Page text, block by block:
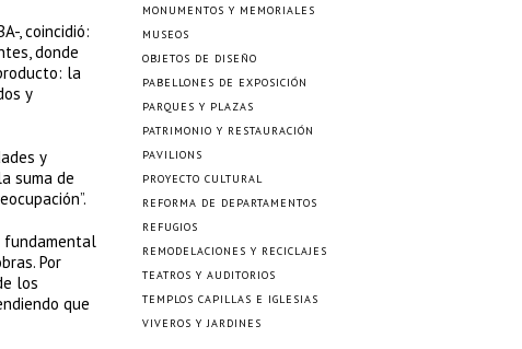
, coincidió:
donde
la
y
y
suma de
fundamental
Por
los
que
MONUMENTOS Y MEMORIALES
MUSEOS
OBJETOS DE DISEÑO
PABELLONES DE EXPOSICIÓN
PARQUES Y PLAZAS
PATRIMONIO Y RESTAURACIÓN
PAVILIONS
PROYECTO CULTURAL
REFORMA DE DEPARTAMENTOS
REFUGIOS
REMODELACIONES Y RECICLAJES
TEATROS Y AUDITORIOS
TEMPLOS CAPILLAS E IGLESIAS
VIVEROS Y JARDINES